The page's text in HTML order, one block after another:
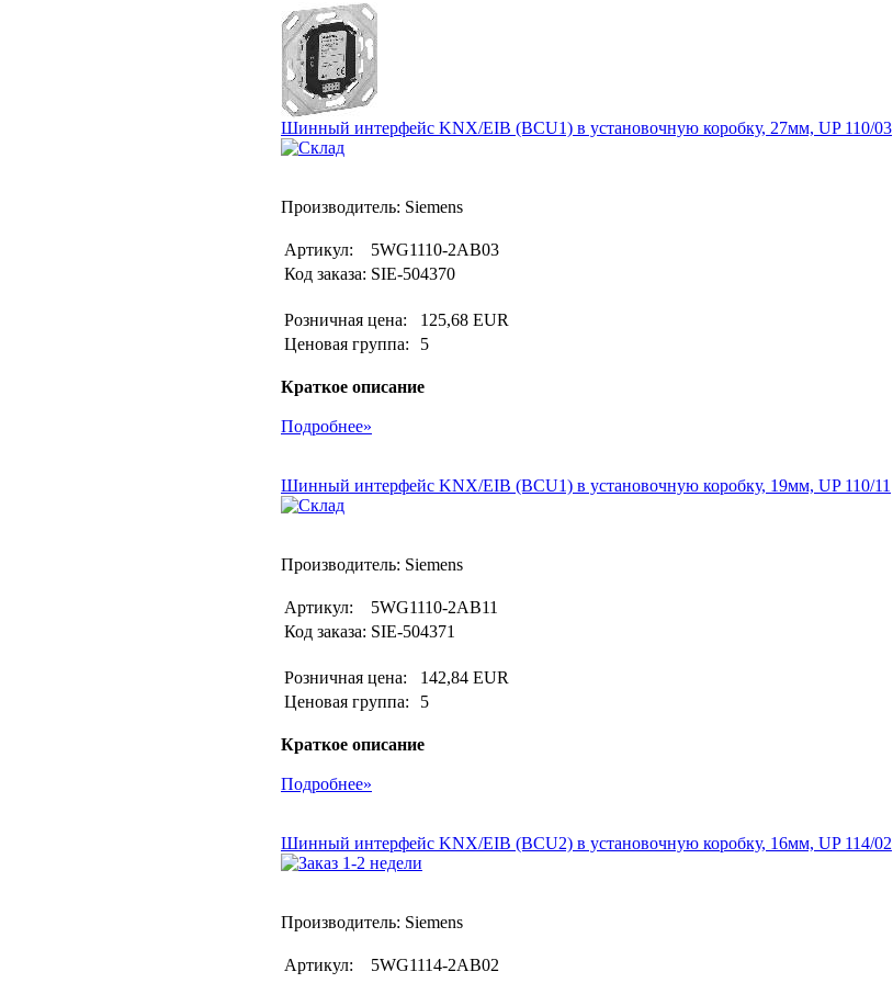
Шинный интерфейс KNX/EIB (BCU1) в установочную коробку, 27мм, UP 110/03
Производитель: Siemens
Артикул:
5WG1110-2AB03
Код заказа: SIE-504370
Розничная цена:
125,68 EUR
Ценовая группа:
5
Краткое описание
Подробнее»
Шинный интерфейс KNX/EIB (BCU1) в установочную коробку, 19мм, UP 110/11
Производитель: Siemens
Артикул:
5WG1110-2AB11
Код заказа: SIE-504371
Розничная цена:
142,84 EUR
Ценовая группа:
5
Краткое описание
Подробнее»
Шинный интерфейс KNX/EIB (BCU2) в установочную коробку, 16мм, UP 114/02
Производитель: Siemens
Артикул:
5WG1114-2AB02